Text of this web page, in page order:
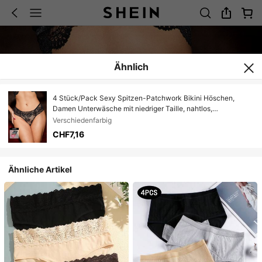
Ähnlich
4 Stück/Pack Sexy Spitzen-Patchwork Bikini Höschen,
Damen Unterwäsche mit niedriger Taille, nahtlos,
ausgeschnitten und bequem
Verschiedenfarbig
CHF7,16
Ähnliche Artikel